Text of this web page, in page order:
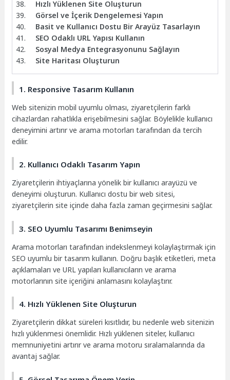
Hızlı Yüklenen Site Oluşturun
Görsel ve İçerik Dengelemesi Yapın
Basit ve Kullanıcı Dostu Bir Arayüz Tasarlayın
SEO Odaklı URL Yapısı Kullanın
Sosyal Medya Entegrasyonunu Sağlayın
Site Haritası Oluşturun
1. Responsive Tasarım Kullanın
Web sitenizin mobil uyumlu olması, ziyaretçilerin farklı
cihazlardan rahatlıkla erişebilmesini sağlar. Böylelikle kullanıcı
deneyimini artırır ve arama motorları tarafından da tercih
edilir.
2. Kullanıcı Odaklı Tasarım Yapın
Ziyaretçilerin ihtiyaçlarına yönelik bir kullanıcı arayüzü ve
deneyimi oluşturun. Kullanıcı dostu bir web sitesi,
ziyaretçilerin site içinde daha fazla zaman geçirmesini sağlar.
3. SEO Uyumlu Tasarımı Benimseyin
Arama motorları tarafından indekslenmeyi kolaylaştırmak için
SEO uyumlu bir tasarım kullanın. Doğru başlık etiketleri, meta
açıklamaları ve URL yapıları kullanıcıların ve arama
motorlarının site içeriğini anlamasını kolaylaştırır.
4. Hızlı Yüklenen Site Oluşturun
Ziyaretçilerin dikkat süreleri kısıtlıdır, bu nedenle web sitenizin
hızlı yüklenmesi önemlidir. Hızlı yüklenen siteler, kullanıcı
memnuniyetini artırır ve arama motoru sıralamalarında da
avantaj sağlar.